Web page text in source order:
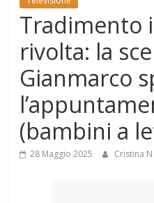
Mondo
Tradimento
rivolta: la
Gianmarco
(bambini a
28 Maggio 2025 Cristina N